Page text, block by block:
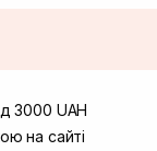
4
Підстригача, 1В
3000 UAH
на сайті